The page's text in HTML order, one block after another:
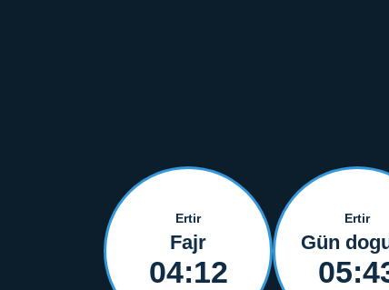
Ertir
Fajr
04:12
Ertir
Gün